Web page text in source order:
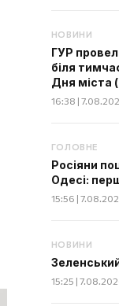
НОВИНИ
ГУР
біля
Дня міста
16:38 |
ГОЛОВНЕ
Росіяни
Одесі:
15:56 |
НОВИНИ
15:25 |